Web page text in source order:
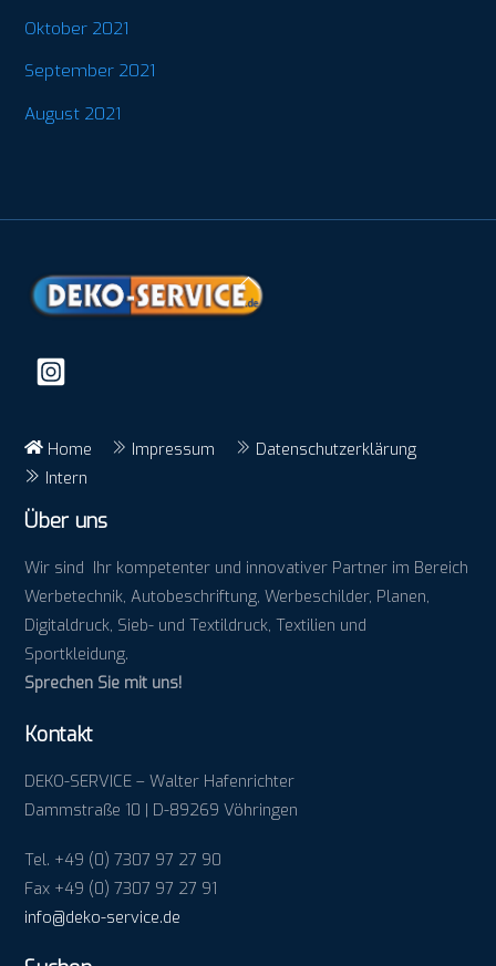
Oktober 2021
September 2021
August 2021
Back
To
Home Impressum
Datenschutzerklärung
Intern
Über uns
Wir sind Ihr kompetenter und innovativer Partner im Bereich
Werbetechnik, Autobeschriftung, Werbeschilder, Planen,
Digitaldruck, Sieb- und Textildruck, Textilien und
Sportkleidung.
Sprechen Sie mit uns!
Kontakt
DEKO-SERVICE – Walter Hafenrichter
Dammstraße 10 | D-89269 Vöhringen
Tel. +49 (0) 7307 97 27 90
Fax +49 (0) 7307 97 27 91
info@deko-service.de